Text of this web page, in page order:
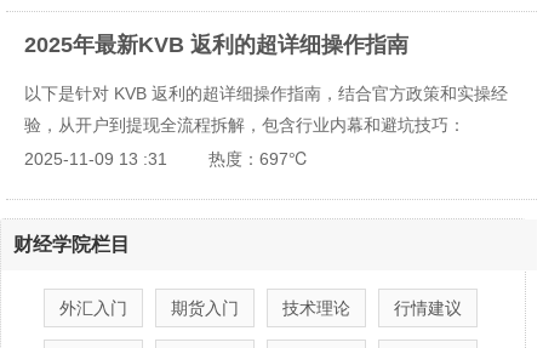
比例和稳定的服务表现，成为市场热门之选。下面从返佣优势、用
2025年最新KVB 返利的超详细操作指南
以下是针对 KVB 返利的超详细操作指南，结合官方政策和实操经
验，从开户到提现全流程拆解，包含行业内幕和避坑技巧：
2025-11-09 13 :31
热度：697℃
财经学院栏目
外汇入门 期货入门 技术理论 行情建议